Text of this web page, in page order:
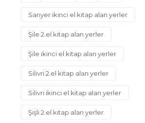
Sarıyer ikinci el kitap alan yerler
Şile 2.el kitap alan yerler
Şile ikinci el kitap alan yerler
Silivri 2.el kitap alan yerler
Silivri ikinci el kitap alan yerler
Şişli 2.el kitap alan yerler